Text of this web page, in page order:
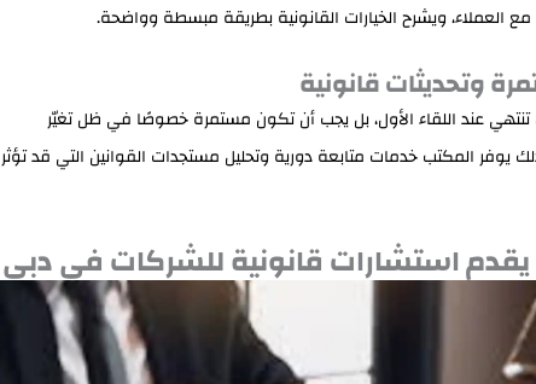
العملاء، ويشرح الخيارات القانونية بطريقة مبسطة وواضحة.
تنتهي عند اللقاء الأول، بل يجب أن تكون مستمرة خصوصًا في ظل تغيّر
يوفر المكتب خدمات متابعة دورية وتحليل مستجدات القوانين التي قد تؤثر
استشارات قانونية للشركات في دبي